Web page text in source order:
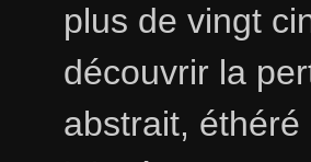
plus de vingt
découvrir la
abstrait,